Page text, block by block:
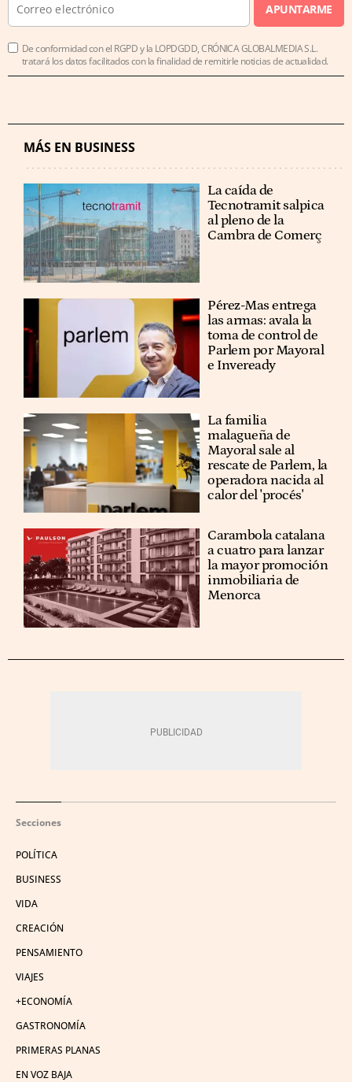
APUNTARME
De conformidad con el RGPD y la LOPDGDD, CRÓNICA GLOBALMEDIA S.L.
tratará los datos facilitados con la finalidad de remitirle noticias de actualidad.
MÁS EN BUSINESS
La caída de
Tecnotramit salpica
al pleno de la
Cambra de Comerç
Pérez-Mas entrega
las armas: avala la
toma de control de
Parlem por Mayoral
e Inveready
La familia
malagueña de
Mayoral sale al
rescate de Parlem, la
operadora nacida al
calor del 'procés'
Carambola catalana
a cuatro para lanzar
la mayor promoción
inmobiliaria de
Menorca
Secciones
POLÍTICA
BUSINESS
VIDA
CREACIÓN
PENSAMIENTO
VIAJES
+ECONOMÍA
GASTRONOMÍA
PRIMERAS PLANAS
EN VOZ BAJA